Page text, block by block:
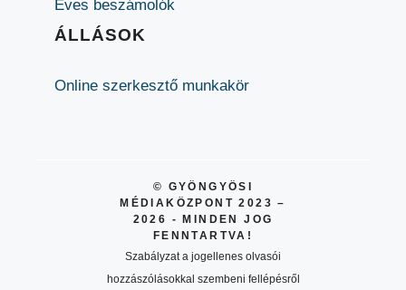
Éves beszámolók
ÁLLÁSOK
Online szerkesztő munkakör
© GYÖNGYÖSI
MÉDIAKÖZPONT 2023 –
2026 - MINDEN JOG
FENNTARTVA!
Szabályzat a jogellenes olvasói
hozzászólásokkal szembeni fellépésről